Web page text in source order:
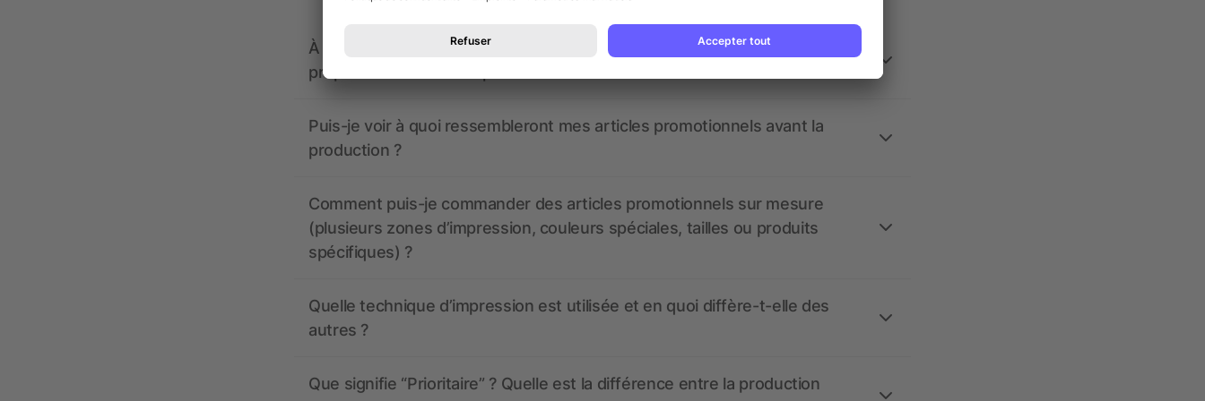
À quoi doivent ressembler les données d’impression ? allbranded
propose-t-il un service pour les créer ?
Puis-je voir à quoi ressembleront mes articles promotionnels avant la
production ?
Comment puis-je commander des articles promotionnels sur mesure
(plusieurs zones d’impression, couleurs spéciales, tailles ou produits
spécifiques) ?
Quelle technique d’impression est utilisée et en quoi diffère-t-elle des
autres ?
Que signifie “Prioritaire” ? Quelle est la différence entre la production